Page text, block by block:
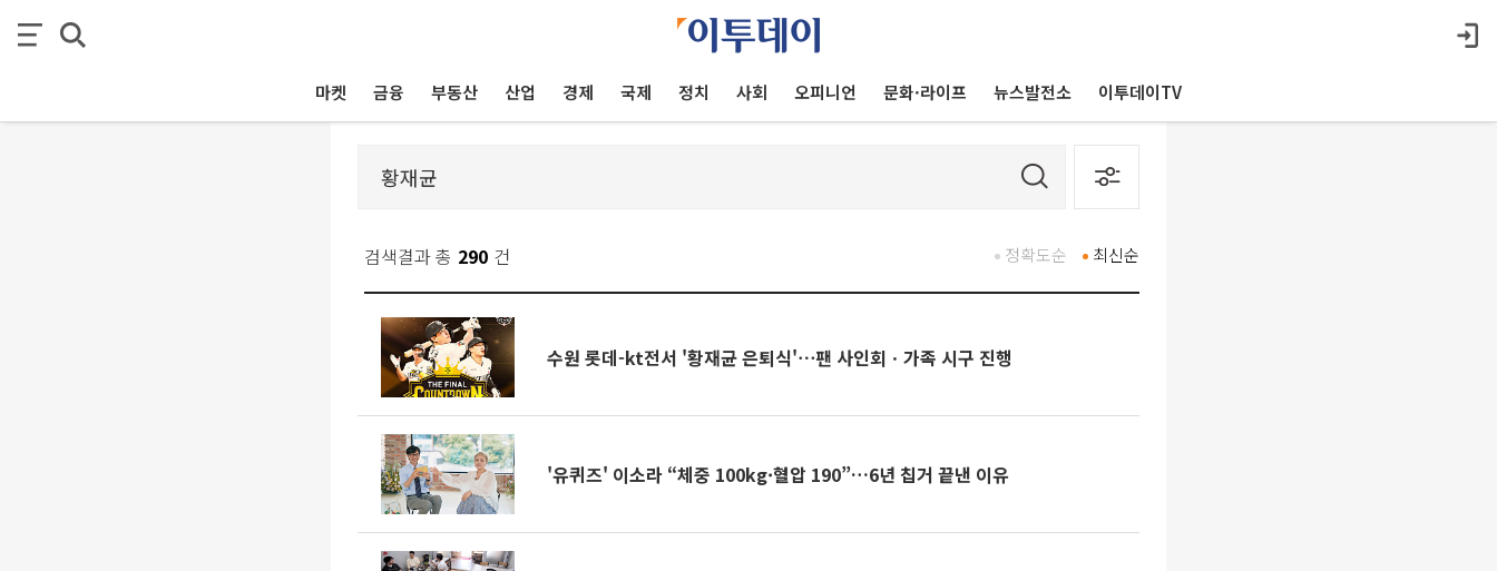
마켓 금융 부동산 산업 경제 국제 정치 사회 오피니언 문화·라이프 뉴스발전소 이투데이TV
검색결과 총 290 건 최신순
정확도순
수원 롯데-kt전서 '황재균 은퇴식'⋯팬 사인회ㆍ가족 시구 진행
'유퀴즈' 이소라 “체중 100kg·혈압 190”…6년 칩거 끝낸 이유